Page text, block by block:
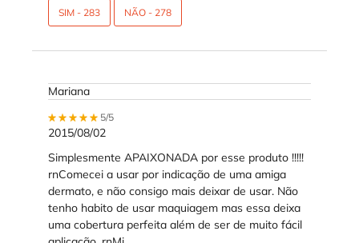
SIM - 283 NÃO - 278
Mariana
5 out of 5 stars.
5/5
2015/08/02
Simplesmente APAIXONADA por esse produto !!!!!
rnComecei a usar por indicação de uma amiga
dermato, e não consigo mais deixar de usar. Não
tenho habito de usar maquiagem mas essa deixa
uma cobertura perfeita além de ser de muito fácil